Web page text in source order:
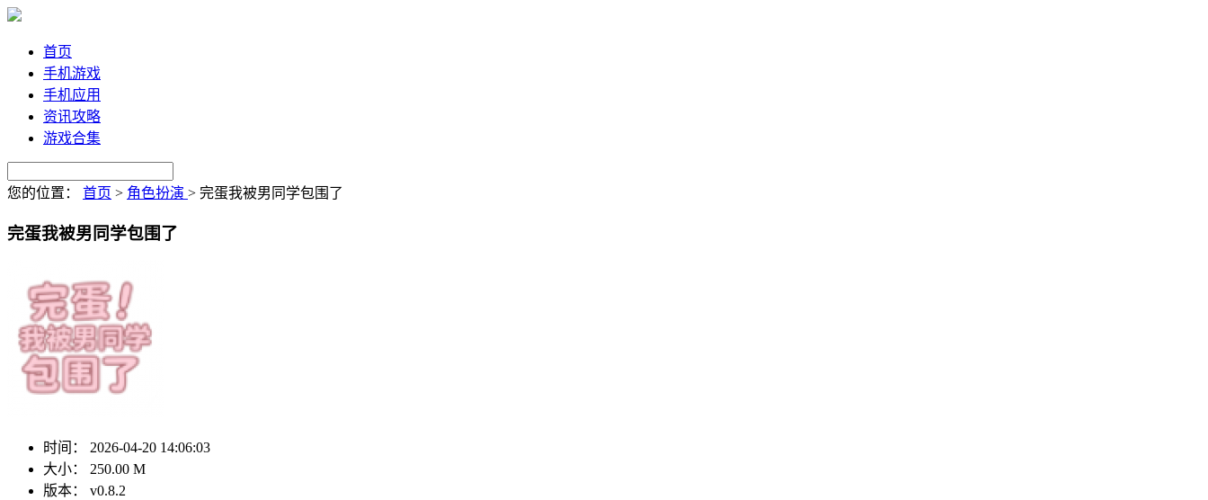
首页
手机游戏
手机应用
资讯攻略
游戏合集
您的位置： 首页 > 角色扮演 > 完蛋我被男同学包围了
完蛋我被男同学包围了
时间：
2026-04-20 14:06:03
大小：
250.00 M
版本：
v0.8.2